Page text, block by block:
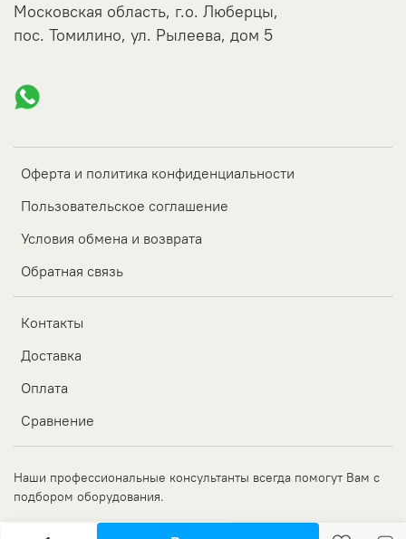
Оферта и политика конфиденциальности
Пользовательское соглашение
Условия обмена и возврата
Обратная связь
Контакты
Доставка
Оплата
Сравнение
Московская область, г.о. Люберцы,
пос. Томилино, ул. Рылеева, дом 5
Наши профессиональные консультанты всегда помогут Вам с
подбором оборудования.